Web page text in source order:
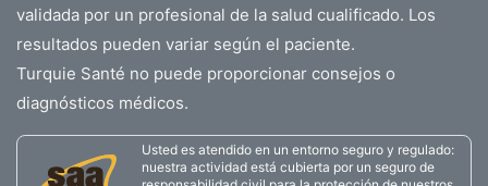
validada por un profesional de la salud cualificado. Los
resultados pueden variar según el paciente.
Turquie Santé no puede proporcionar consejos o
diagnósticos médicos.
Usted es atendido en un entorno seguro y regulado:
nuestra actividad está cubierta por un seguro de